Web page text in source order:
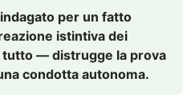
per un fatto
istintiva dei
— distrugge la prova
condotta autonoma.